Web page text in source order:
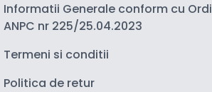
Informatii Generale conform cu
ANPC nr 225/25.04.2023
Termeni si conditii
Politica de retur